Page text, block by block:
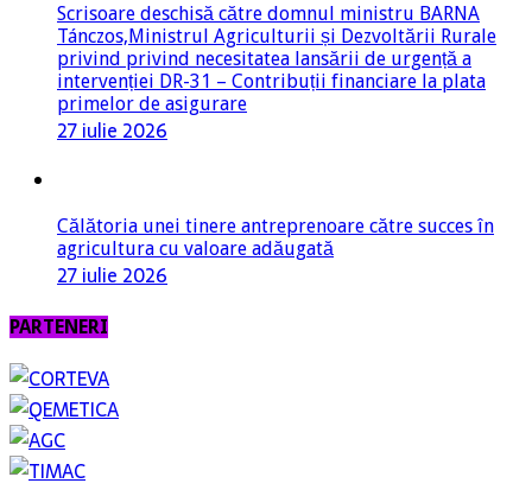
Scrisoare deschisă către domnul ministru BARNA
Tánczos,Ministrul Agriculturii și Dezvoltării Rurale
privind privind necesitatea lansării de urgență a
intervenției DR-31 – Contribuții financiare la plata
primelor de asigurare
27 iulie 2026
Călătoria unei tinere antreprenoare către succes în
agricultura cu valoare adăugată
27 iulie 2026
PARTENERI